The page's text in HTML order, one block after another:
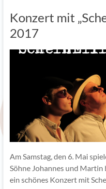
Konzert mit
2017
Am Samstag, den 6. Mai
Söhne Johannes und Martin
ein schönes Konzert mit